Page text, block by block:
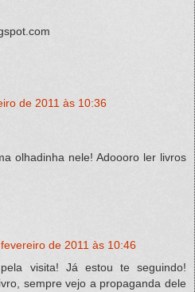
de 2011 às 10:36
olhadinha nele! Adoooro ler livros
de 2011 às 10:46
visita! Já estou te seguindo!
sempre vejo a propaganda dele